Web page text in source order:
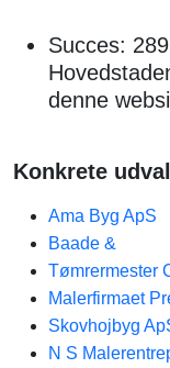
Succes:
denne
Konkrete
Ama Byg ApS
Baade &
Tømrermester
Malerfirmaet
Skovhojbyg
N S